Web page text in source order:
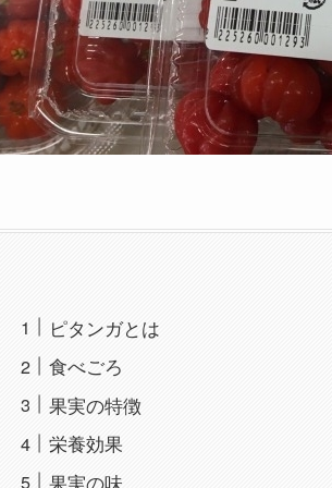
ピタンガとは
食べごろ
果実の特徴
栄養効果
果実の味